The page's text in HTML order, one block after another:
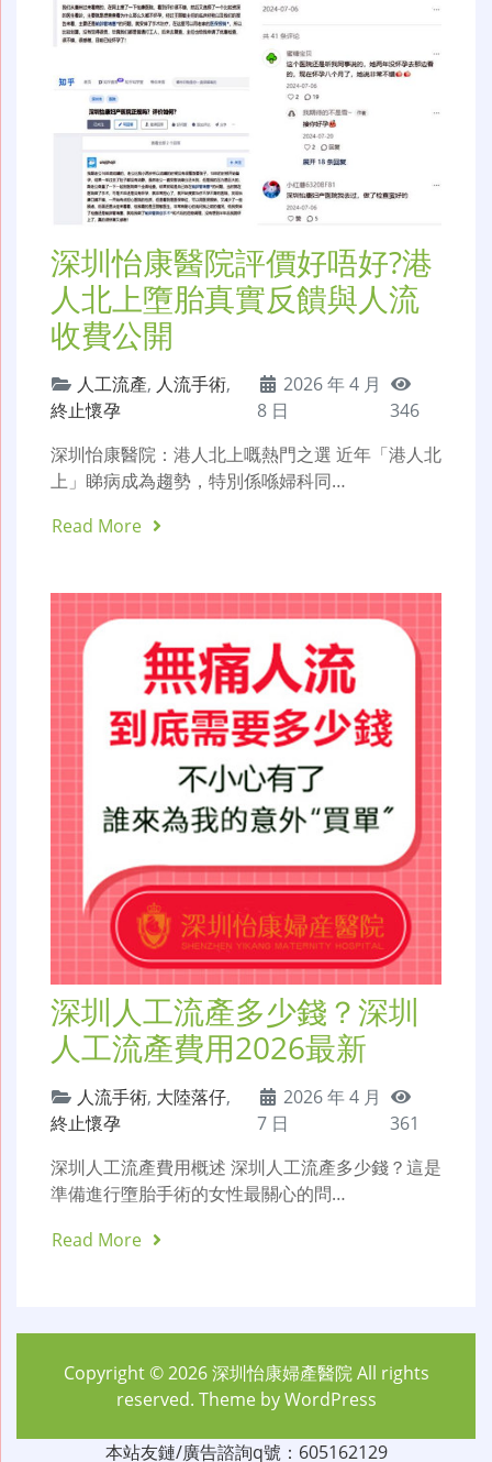
深圳怡康醫院評價好唔好?港
人北上墮胎真實反饋與人流
收費公開
人工流產, 人流手術,
終止懷孕
2026 年 4 月
8 日
346
深圳怡康醫院：港人北上嘅熱門之選 近年「港人北
上」睇病成為趨勢，特別係喺婦科同…
Read More
深圳人工流產多少錢？深圳
人工流產費用2026最新
人流手術, 大陸落仔,
終止懷孕
2026 年 4 月
7 日
361
深圳人工流產費用概述 深圳人工流產多少錢？這是
準備進行墮胎手術的女性最關心的問…
Read More
Copyright © 2026深圳怡康婦產醫院All rights
reserved. Theme byWordPress
本站友鏈/廣告諮詢q號：605162129